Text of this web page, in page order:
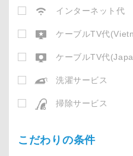
インターネット代
ケーブルTV代
ケーブルTV代
洗濯サービス
掃除サービス
こだわりの条件